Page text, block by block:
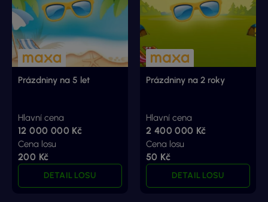
Prázdniny na 5 let
Hlavní cena
12 000 000 Kč
Cena losu
200 Kč
DETAIL LOSU
Prázdniny na 2 roky
Hlavní cena
2 400 000 Kč
Cena losu
50 Kč
DETAIL LOSU